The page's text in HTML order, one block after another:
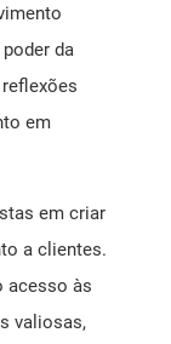
da
em
em criar
a clientes.
acesso às
valiosas,